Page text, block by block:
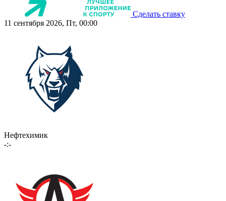
Сделать ставку
11 сентября 2026, Пт, 00:00
Нефтехимик
-:-